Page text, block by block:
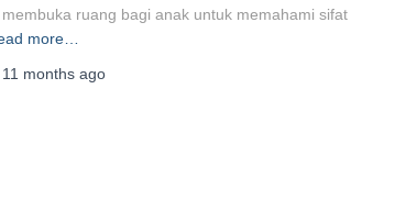
ruang bagi anak untuk memahami sifat
more…
11 months ago